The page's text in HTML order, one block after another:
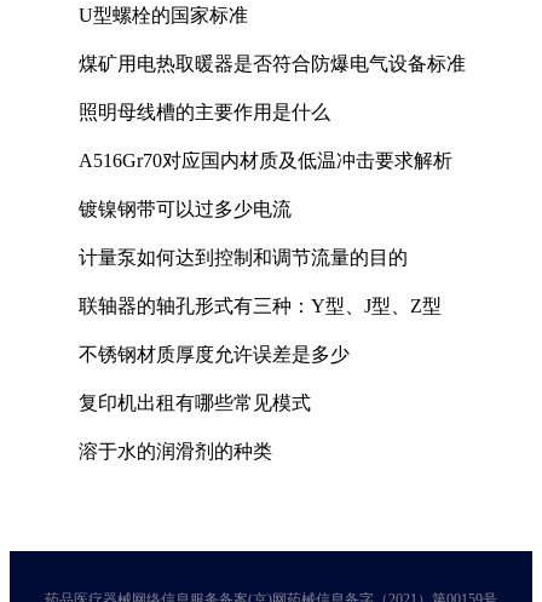
U型螺栓的国家标准
煤矿用电热取暖器是否符合防爆电气设备标准
照明母线槽的主要作用是什么
A516Gr70对应国内材质及低温冲击要求解析
镀镍钢带可以过多少电流
计量泵如何达到控制和调节流量的目的
联轴器的轴孔形式有三种：Y型、J型、Z型
不锈钢材质厚度允许误差是多少
复印机出租有哪些常见模式
溶于水的润滑剂的种类